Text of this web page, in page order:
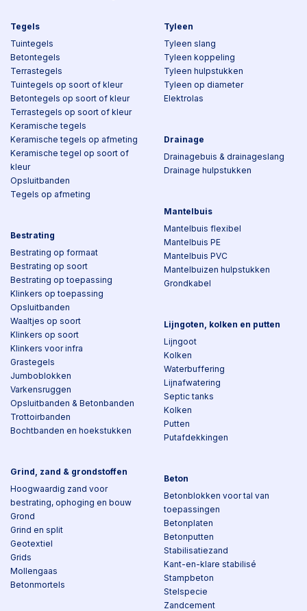
Tegels
Tuintegels
Betontegels
Terrastegels
Tuintegels op soort of kleur
Betontegels op soort of kleur
Terrastegels op soort of kleur
Keramische tegels
Keramische tegels op afmeting
Keramische tegel op soort of
kleur
Opsluitbanden
Tegels op afmeting
Bestrating
Bestrating op formaat
Bestrating op soort
Bestrating op toepassing
Klinkers op toepassing
Opsluitbanden
Waaltjes op soort
Klinkers op soort
Klinkers voor infra
Grastegels
Jumboblokken
Varkensruggen
Opsluitbanden & Betonbanden
Trottoirbanden
Bochtbanden en hoekstukken
Grind, zand & grondstoffen
Hoogwaardig zand voor
bestrating, ophoging en bouw
Grond
Grind en split
Geotextiel
Grids
Mollengaas
Betonmortels
Tyleen
Tyleen slang
Tyleen koppeling
Tyleen hulpstukken
Tyleen op diameter
Elektrolas
Drainage
Drainagebuis & drainageslang
Drainage hulpstukken
Mantelbuis
Mantelbuis flexibel
Mantelbuis PE
Mantelbuis PVC
Mantelbuizen hulpstukken
Grondkabel
Lijngoten, kolken en putten
Lijngoot
Kolken
Waterbuffering
Lijnafwatering
Septic tanks
Kolken
Putten
Putafdekkingen
Beton
Betonblokken voor tal van
toepassingen
Betonplaten
Betonputten
Stabilisatiezand
Kant-en-klare stabilisé
Stampbeton
Stelspecie
Zandcement